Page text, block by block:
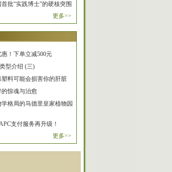
首批“实践博士”的硬核突围
更多>>
！下单立减500元
型介绍 (三)
料可能会损害你的肝脏
惊魂与治愈
格局的马德里皇家植物园
支付服务再升级！
更多>>